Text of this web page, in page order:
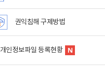
권익침해 구제방법
개인정보파일 등록현황